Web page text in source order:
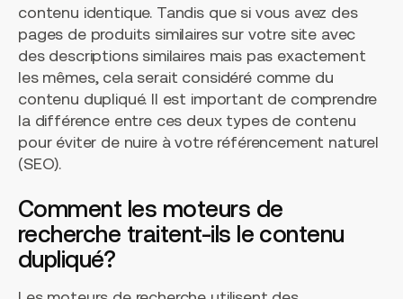
contenu identique. Tandis que si vous avez des
pages de produits similaires sur votre site avec
des descriptions similaires mais pas exactement
les mêmes, cela serait considéré comme du
contenu dupliqué. Il est important de comprendre
la différence entre ces deux types de contenu
pour éviter de nuire à votre référencement naturel
(SEO).
Comment les moteurs de
recherche traitent-ils le contenu
dupliqué?